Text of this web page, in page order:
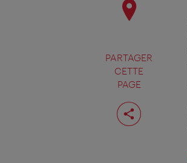
PARTAGER
CETTE
PAGE
Partager
cette
page